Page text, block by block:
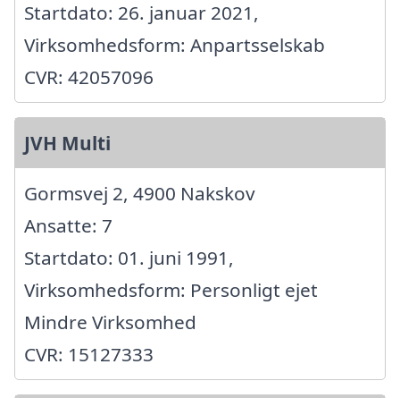
Startdato: 26. januar 2021,
Virksomhedsform: Anpartsselskab
CVR: 42057096
JVH Multi
Gormsvej 2, 4900 Nakskov
Ansatte: 7
Startdato: 01. juni 1991,
Virksomhedsform: Personligt ejet
Mindre Virksomhed
CVR: 15127333